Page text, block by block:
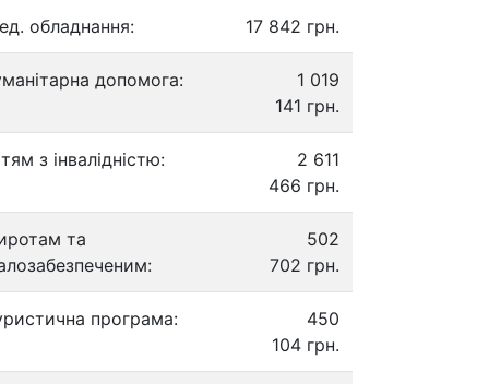
обладнання: 17 842 грн.
допомога:
1 019
141 грн.
з інвалідністю:
2 611
466 грн.
та
502
702 грн.
програма:
450
104 грн.